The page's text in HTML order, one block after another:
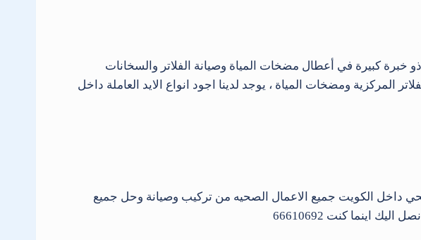
خبرة كبيرة في أعطال مضخات المياة وصيانة الفلاتر والسخانات
ومضخات المياة ، يوجد لدينا اجود انواع الايد العاملة داخل
الكويت جميع الاعمال الصحيه من تركيب وصيانة وحل جميع
كنت 66610692